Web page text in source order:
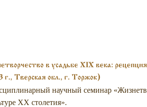
в усадьбе XIX века: рецепция
г., Тверская обл., г. Торжок)
научный семинар
XX столетия».